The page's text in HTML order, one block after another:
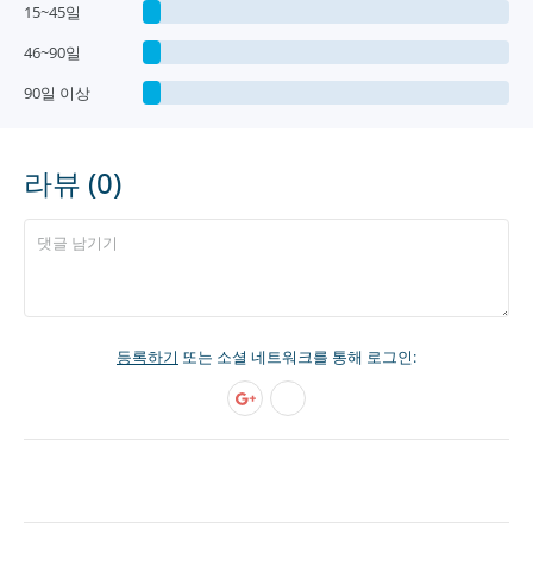
15~45일
46~90일
90일 이상
라뷰 (0)
등록하기 또는 소셜 네트워크를 통해 로그인: